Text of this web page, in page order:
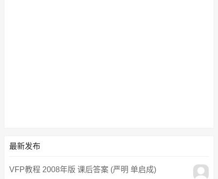
最新发布
VFP教程 2008年版 课后答案 (严明 单启成)